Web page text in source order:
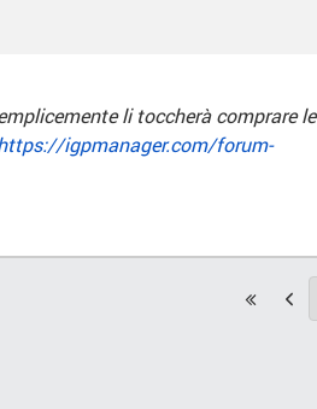
li toccherà comprare le
igpmanager.com/forum-